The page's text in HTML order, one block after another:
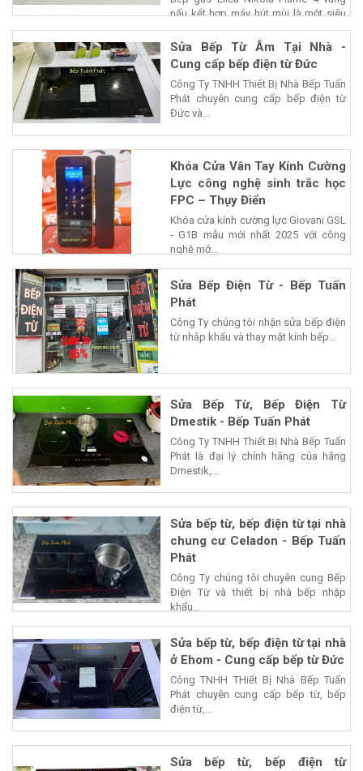
nấu kết hợp máy hút mùi là một siêu
phẩm của...
Sửa Bếp Từ Âm Tại Nhà -
Cung cấp bếp điện từ Đức
Công Ty TNHH Thiết Bị Nhà Bếp Tuấn
Phát chuyên cung cấp bếp điện từ
Đức và...
Khóa Cửa Vân Tay Kính Cường
Lực công nghệ sinh trắc học
FPC – Thụy Điển
Khóa cửa kính cường lực Giovani GSL
- G1B mẫu mới nhất 2025 với công
nghệ mở...
Sửa Bếp Điện Từ - Bếp Tuấn
Phát
Công Ty chúng tôi nhận sửa bếp điện
từ nhâp khẩu và thay mặt kính bếp...
Sửa Bếp Từ, Bếp Điện Từ
Dmestik - Bếp Tuấn Phát
Công Ty TNHH Thiết Bị Nhà Bếp Tuấn
Phát là đại lý chính hãng của hãng
Dmestik,...
Sửa bếp từ, bếp điện từ tại nhà
chung cư Celadon - Bếp Tuấn
Phát
Công Ty chúng tôi chuyên cung Bếp
Điện Từ và thiết bị nhà bếp nhập
khẩu...
Sửa bếp từ, bếp điện từ tại nhà
ở Ehom - Cung cấp bếp từ Đức
Công TNHH THiết Bị Nhà Bếp Tuấn
Phát chuyên cung cấp bếp từ, bếp
điện từ,...
Sửa bếp từ, bếp điện từ